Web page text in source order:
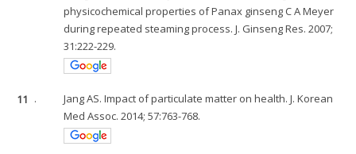
physicochemical properties of Panax ginseng C A Meyer
during repeated steaming process. J. Ginseng Res. 2007;
31:222-229.
11 .
Jang AS. Impact of particulate matter on health. J. Korean
Med Assoc. 2014; 57:763-768.